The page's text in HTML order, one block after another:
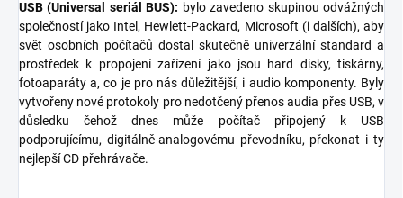
USB (Universal seriál BUS): bylo zavedeno skupinou odvážných
společností jako Intel, Hewlett-Packard, Microsoft (i dalších), aby
svět osobních počítačů dostal skutečně univerzální standard a
prostředek k propojení zařízení jako jsou hard disky, tiskárny,
fotoaparáty a, co je pro nás důležitější, i audio komponenty. Byly
vytvořeny nové protokoly pro nedotčený přenos audia přes USB, v
důsledku čehož dnes může počítač připojený k USB
podporujícímu, digitálně-analogovému převodníku, překonat i ty
nejlepší CD přehrávače.